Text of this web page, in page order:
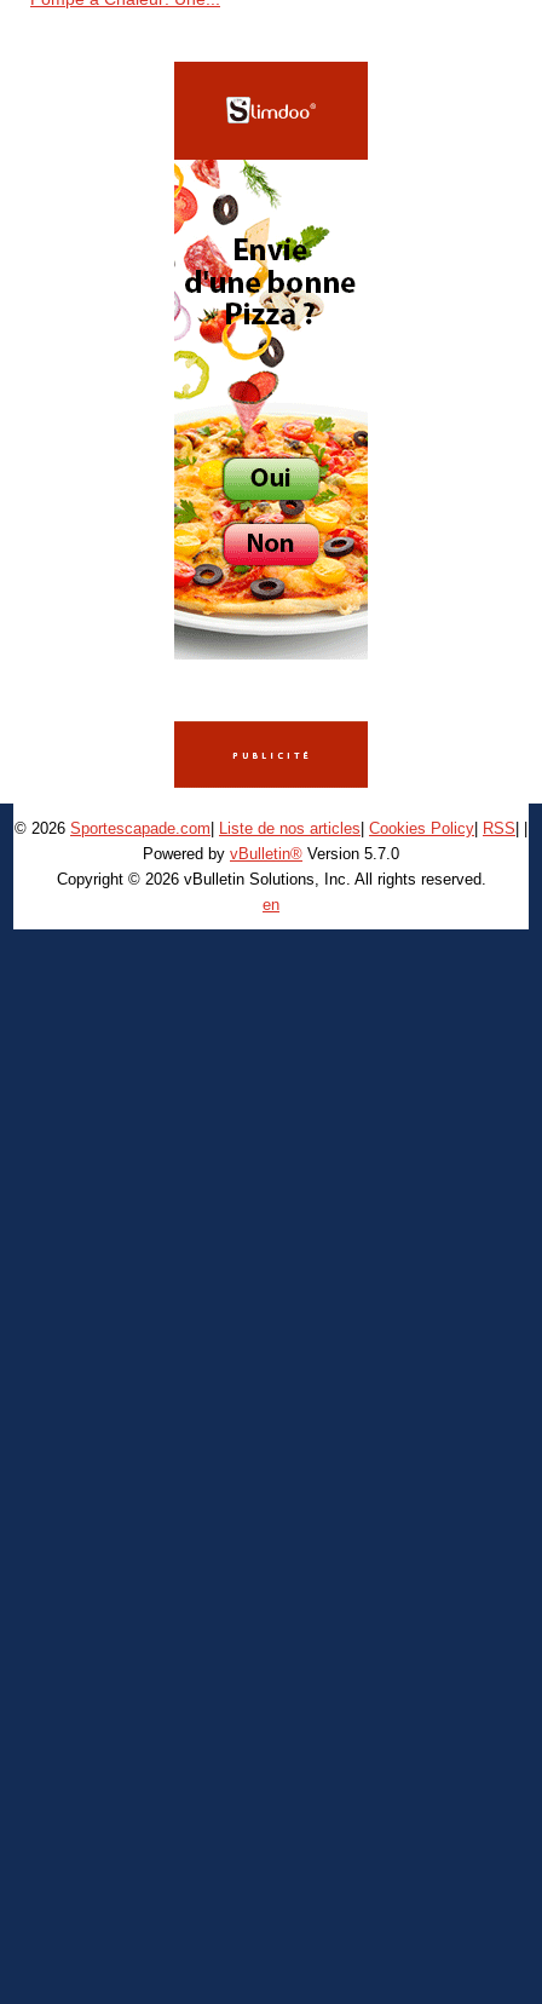
© 2026 Sportescapade.com Liste de nos articles Cookies Policy RSS
Powered by vBulletin® Version 5.7.0
Copyright © 2026 vBulletin Solutions, Inc. All rights reserved.
en